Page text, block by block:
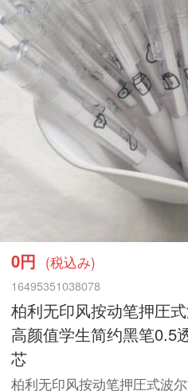
0円 (税込み)
16495351038078
柏利无印风按动笔押圧
高颜值学生简约黑笔0.5
芯
柏利无印风按动笔押圧式波